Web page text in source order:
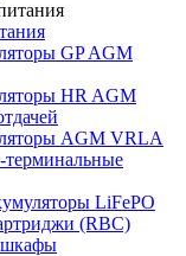
GP AGM
HR AGM
AGM VRLA
LiFePO
(RBC)
шкафы